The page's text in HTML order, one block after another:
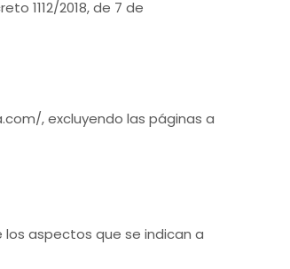
1112/2018, de 7 de
, excluyendo las páginas a
los aspectos que se indican a